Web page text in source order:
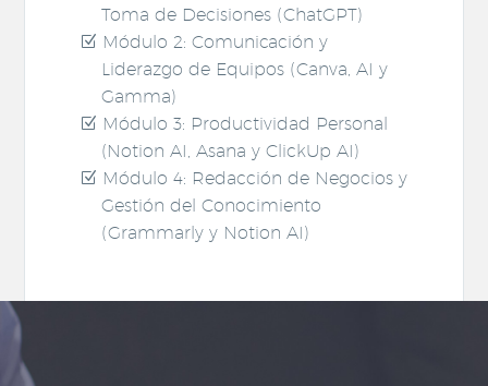
Toma de Decisiones (ChatGPT)
Módulo 2: Comunicación y
Liderazgo de Equipos (Canva, AI y
Gamma)
Módulo 3: Productividad Personal
(Notion AI, Asana y ClickUp AI)
Módulo 4: Redacción de Negocios y
Gestión del Conocimiento
(Grammarly y Notion AI)